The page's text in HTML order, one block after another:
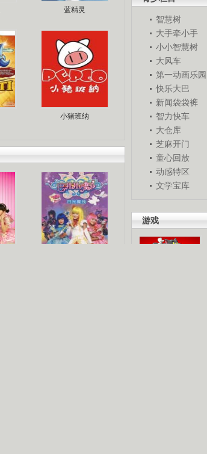
蓝精灵
小猪班纳
智慧树
大手牵小手
小小智慧树
大风车
第一动画乐园
快乐大巴
新闻袋袋裤
智力快车
大仓库
芝麻开门
童心回放
动感特区
文学宝库
游戏